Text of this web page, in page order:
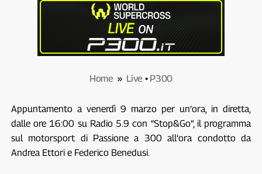
Home » Live • P300
Appuntamento a venerdì 9 marzo per un’ora, in diretta,
dalle ore 16:00 su Radio 5.9 con “Stop&Go”, il programma
sul motorsport di Passione a 300 all’ora condotto da
Andrea Ettori e Federico Benedusi.